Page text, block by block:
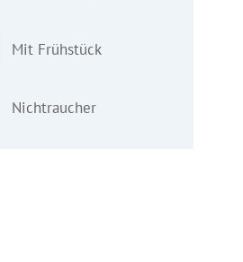
Mit Frühstück
Nichtraucher